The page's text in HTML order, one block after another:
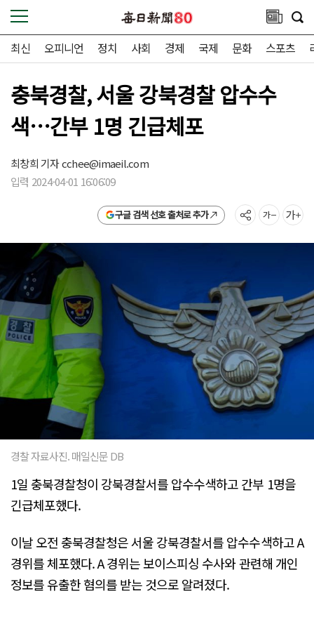
최신 오피니언 정치 사회 경제 국제 문화 스포츠
충북경찰, 서울 강북경찰 압수수
색…간부 1명 긴급체포
최창희 기자cchee@imaeil.com
입력 2024-04-01 16:06:09
구글 검색 선호 출처로 추가
경찰 자료사진. 매일신문 DB
1일 충북경찰청이 강북경찰서를 압수수색하고 간부 1명을
긴급체포했다.
이날 오전 충북경찰청은 서울 강북경찰서를 압수수색하고 A
경위를 체포했다. A 경위는 보이스피싱 수사와 관련해 개인
정보를 유출한 혐의를 받는 것으로 알려졌다.